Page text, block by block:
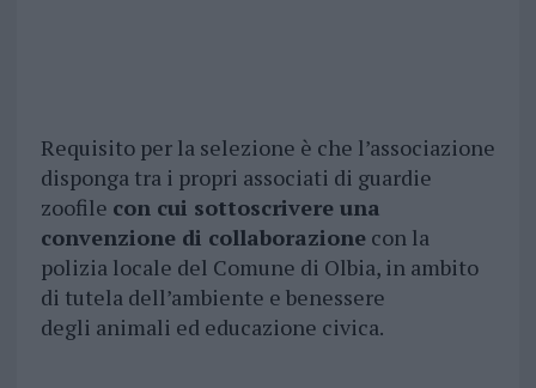
Requisito per la selezione è che l’associazione
disponga tra i propri associati di guardie
zoofile con cui sottoscrivere una
convenzione di collaborazionecon la
polizia locale del Comune di Olbia, in ambito
di tutela dell’ambiente e benessere
degli animali ed educazione civica.